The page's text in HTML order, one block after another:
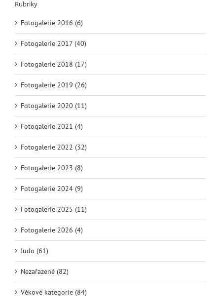
Rubriky
Fotogalerie 2016 (6)
Fotogalerie 2017 (40)
Fotogalerie 2018 (17)
Fotogalerie 2019 (26)
Fotogalerie 2020 (11)
Fotogalerie 2021 (4)
Fotogalerie 2022 (32)
Fotogalerie 2023 (8)
Fotogalerie 2024 (9)
Fotogalerie 2025 (11)
Fotogalerie 2026 (4)
Judo (61)
Nezařazené (82)
Věkové kategorie (84)